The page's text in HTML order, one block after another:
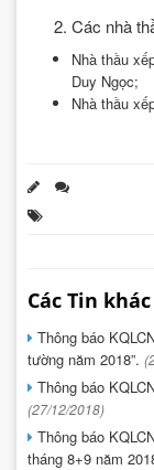
2. Các nhà
Nhà thầu
Duy Ngọc;
Nhà thầu
Các Tin khác
Thông báo
tường năm 2018”.
Thông báo
(27/12/2018)
Thông báo
tháng 8+9 năm